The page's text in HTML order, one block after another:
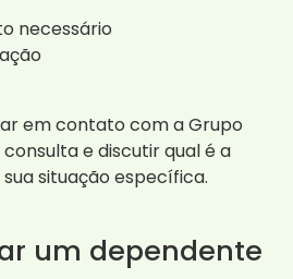
necessário
em contato com a Grupo
e discutir qual é a
situação específica.
um dependente